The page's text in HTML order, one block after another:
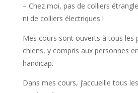
– Chez moi, pas de colliers
ni de colliers électriques !
Mes cours sont ouverts à tous les
chiens, y compris aux personnes
handicap.
Dans mes cours, j’accueille tous